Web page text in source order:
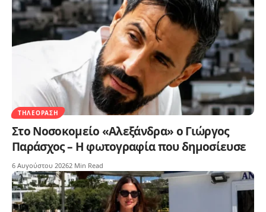
ΤΗΛΕΌΡΑΣΗ
Στο Νοσοκομείο «Αλεξάνδρα» ο Γιώργος
Παράσχος – Η φωτογραφία που δημοσίευσε
6 Αυγούστου 20262 Min Read